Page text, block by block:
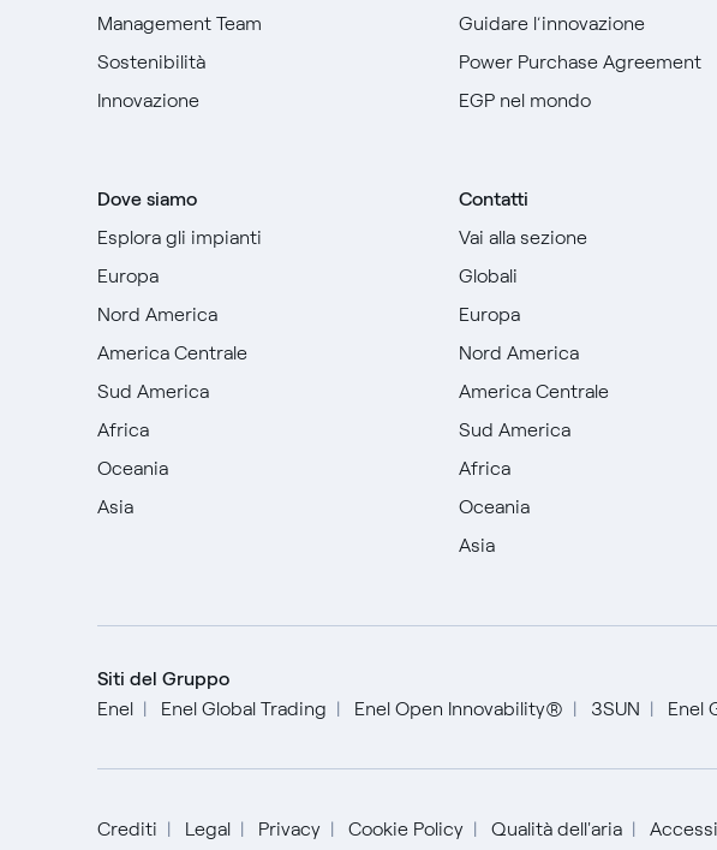
Management Team
Sostenibilità
Innovazione
Dove siamo
Esplora gli impianti
Europa
Nord America
America Centrale
Sud America
Africa
Oceania
Asia
Guidare l’innovazione
Power Purchase Agreement
EGP nel mondo
Contatti
Vai alla sezione
Globali
Europa
Nord America
America Centrale
Sud America
Africa
Oceania
Asia
Siti del Gruppo
Enel
Enel Global Trading Enel Open Innovability® 3SUN Enel
Crediti Legal Privacy Cookie Policy Qualità dell'aria